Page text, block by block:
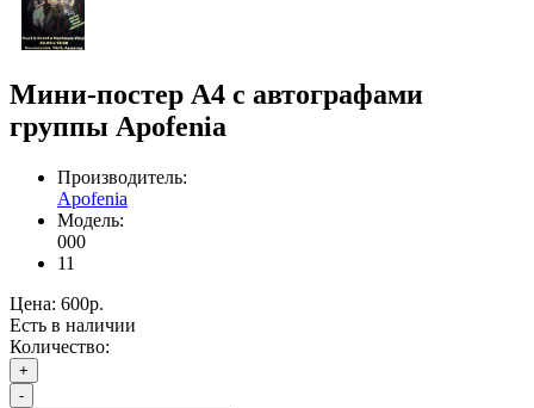
Мини-постер А4 c автографами
группы Apofenia
Производитель:
Apofenia
Модель:
000
11
Цена: 600р.
Есть в наличии
Количество:
+
-